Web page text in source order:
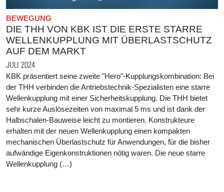
BEWEGUNG
DIE THH VON KBK IST DIE ERSTE STARRE
WELLENKUPPLUNG MIT ÜBERLASTSCHUTZ
AUF DEM MARKT
JULI 2024
KBK präsentiert seine zweite "Hero"-Kupplungskombination: Bei
der THH verbinden die Antriebstechnik-Spezialisten eine starre
Wellenkupplung mit einer Sicherheitskupplung. Die THH bietet
sehr kurze Auslösezeiten von maximal 5 ms und ist dank der
Halbschalen-Bauweise leicht zu montieren. Konstrukteure
erhalten mit der neuen Wellenkupplung einen kompakten
mechanischen Überlastschutz für Anwendungen, für die bisher
aufwändige Eigenkonstruktionen nötig waren. Die neue starre
Wellenkupplung (…)